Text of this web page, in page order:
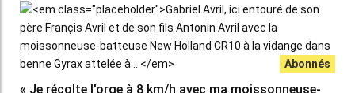
« Je récolte l'orge à 8 km/h avec ma moissonneuse-